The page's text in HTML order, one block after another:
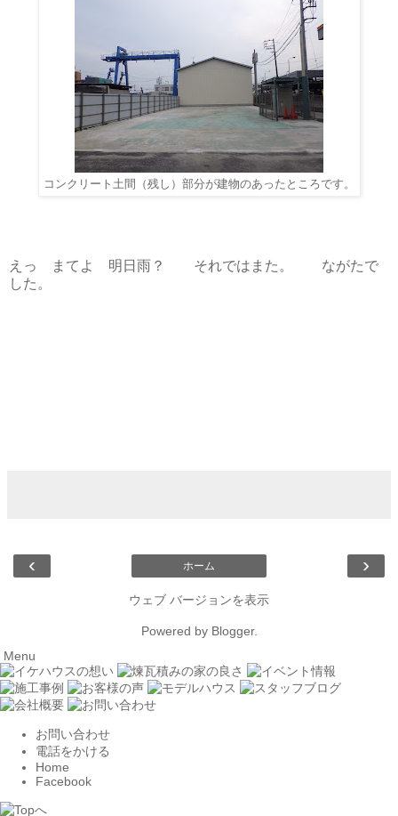
コンクリート土間（残し）部分が建物のあったところです。
えっ まてよ 明日雨？ それではまた。 ながたで
した。
‹ ›
ホーム
ウェブ バージョンを表示
Powered by Blogger.
Menu
お問い合わせ
電話をかける
Home
Facebook